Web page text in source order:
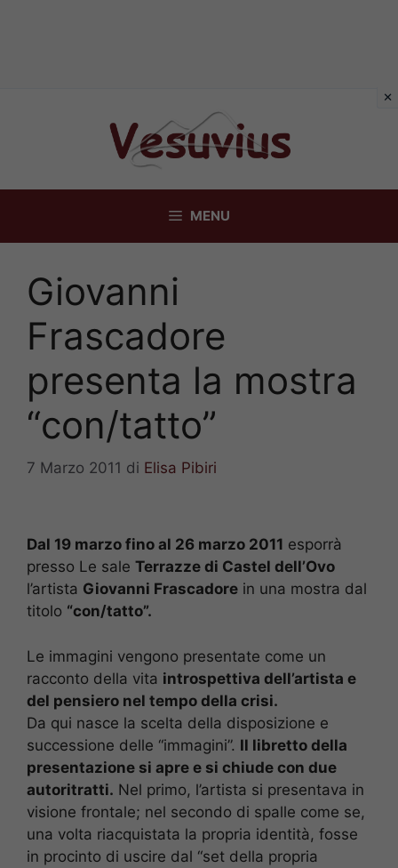
MENU
Giovanni
Frascadore
presenta la mostra
“con/tatto”
7 Marzo 2011 di Elisa Pibiri
Dal 19 marzo fino al 26 marzo 2011 esporrà
presso Le sale Terrazze di Castel dell’Ovo
l’artista Giovanni Frascadore in una mostra dal
titolo “con/tatto”.
Le immagini vengono presentate come un
racconto della vita introspettiva dell’artista e
del pensiero nel tempo della crisi.
Da qui nasce la scelta della disposizione e
successione delle “immagini”. Il libretto della
presentazione si apre e si chiude con due
autoritratti. Nel primo, l’artista si presentava in
visione frontale; nel secondo di spalle come se,
una volta riacquistata la propria identità, fosse
in procinto di uscire dal “set della propria